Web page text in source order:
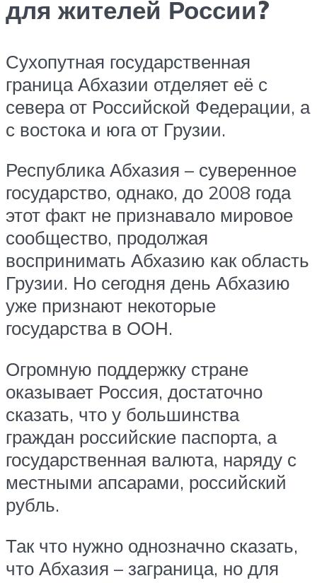
для жителей России?
Сухопутная государственная
граница Абхазии отделяет её с
севера от Российской Федерации, а
с востока и юга от Грузии.
Республика Абхазия – суверенное
государство, однако, до 2008 года
этот факт не признавало мировое
сообщество, продолжая
воспринимать Абхазию как область
Грузии. Но сегодня день Абхазию
уже признают некоторые
государства в ООН.
Огромную поддержку стране
оказывает Россия, достаточно
сказать, что у большинства
граждан российские паспорта, а
государственная валюта, наряду с
местными апсарами, российский
рубль.
Так что нужно однозначно сказать,
что Абхазия – заграница, но для